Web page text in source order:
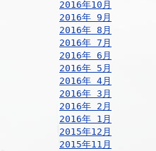
2016年10月
2016年 9月
2016年 8月
2016年 7月
2016年 6月
2016年 5月
2016年 4月
2016年 3月
2016年 2月
2016年 1月
2015年12月
2015年11月